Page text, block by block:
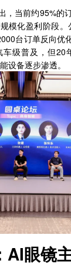
当前约95%的
模化盈利阶段。
台订单反向优
级普及，但20
设备逐步渗透。
AI眼镜